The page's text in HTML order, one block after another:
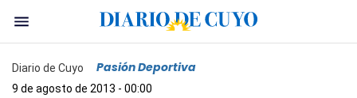
Diario de Cuyo Pasión Deportiva
9 de agosto de 2013 - 00:00